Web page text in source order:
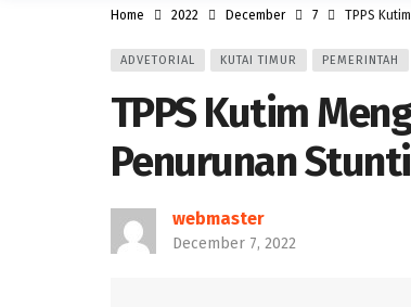
Home 2022 December 7 TPPS
ADVETORIAL KUTAI TIMUR PEMERINTAH
TPPS Kutim
Penurunan
webmaster
December 7, 2022